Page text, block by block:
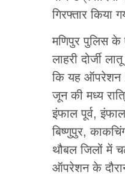
गिरफ्तार किया
मणिपुर पुलिस के
लाहरी दोर्जी
कि यह ऑपरेशन
जून की मध्य
इंफाल पूर्व,
बिष्णुपुर,
थौबल जिलों में
ऑपरेशन के